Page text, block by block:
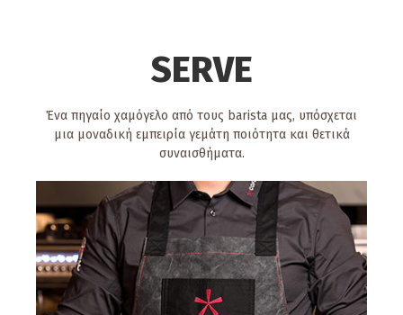
SERVE
Ένα πηγαίο χαμόγελο από τους barista μας, υπόσχεται
μια μοναδική εμπειρία γεμάτη ποιότητα και θετικά
συναισθήματα.